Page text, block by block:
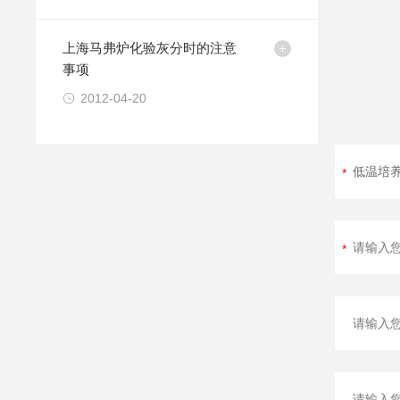
上海马弗炉化验灰分时的注意
事项
2012-04-20